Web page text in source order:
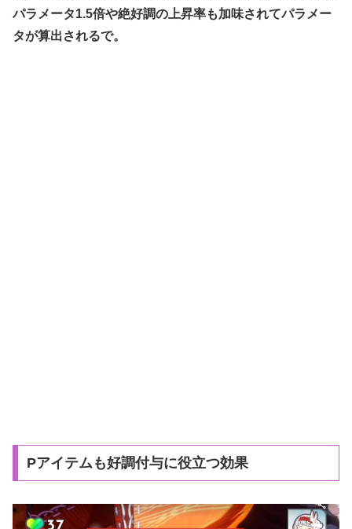
パラメータ1.5倍や絶好調の上昇率も加味されてパラメー
タが算出されるで。
Pアイテムも好調付与に役立つ効果